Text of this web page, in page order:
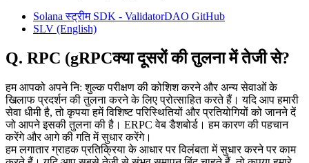
Solana स्ट्रीम SDK - ValidatorDAO GitHub
SLV (English)
Q. RPC (gRPCक्या दूसरों की तुलना में तेजी से?
हम आपको अपने नि: शुल्क परीक्षण की कोशिश करने और अन्य सेवाओं के
खिलाफ प्रदर्शन की तुलना करने के लिए प्रोत्साहित करते हैं। यदि आप हमारी
सेवा धीमी है, तो कृपया हमें विशिष्ट परिस्थितियों और प्रतियोगियों को जानने दें
जो आपने इसकी तुलना की है। ERPC वेब डैशबोर्ड। हम कारण की पहचान
करेंगे और आगे की गति में सुधार करेंगे।
हम लगातार ग्राहक प्रतिक्रिया के आधार पर विलंबता में सुधार करने पर काम